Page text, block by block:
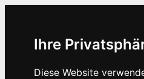
Ihre
Diese Website